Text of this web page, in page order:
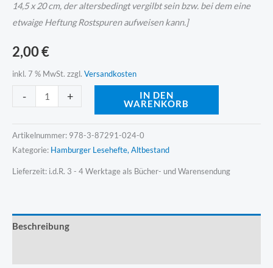
14,5 x 20 cm, der altersbedingt vergilbt sein bzw. bei dem eine
etwaige Heftung Rostspuren aufweisen kann.]
2,00€
inkl. 7 % MwSt. zzgl. Versandkosten
- +
IN DEN
WARENKORB
Artikelnummer: 978-3-87291-024-0
Kategorie: Hamburger Lesehefte, Altbestand
Lieferzeit: i.d.R. 3 - 4 Werktage als Bücher- und Warensendung
Beschreibung